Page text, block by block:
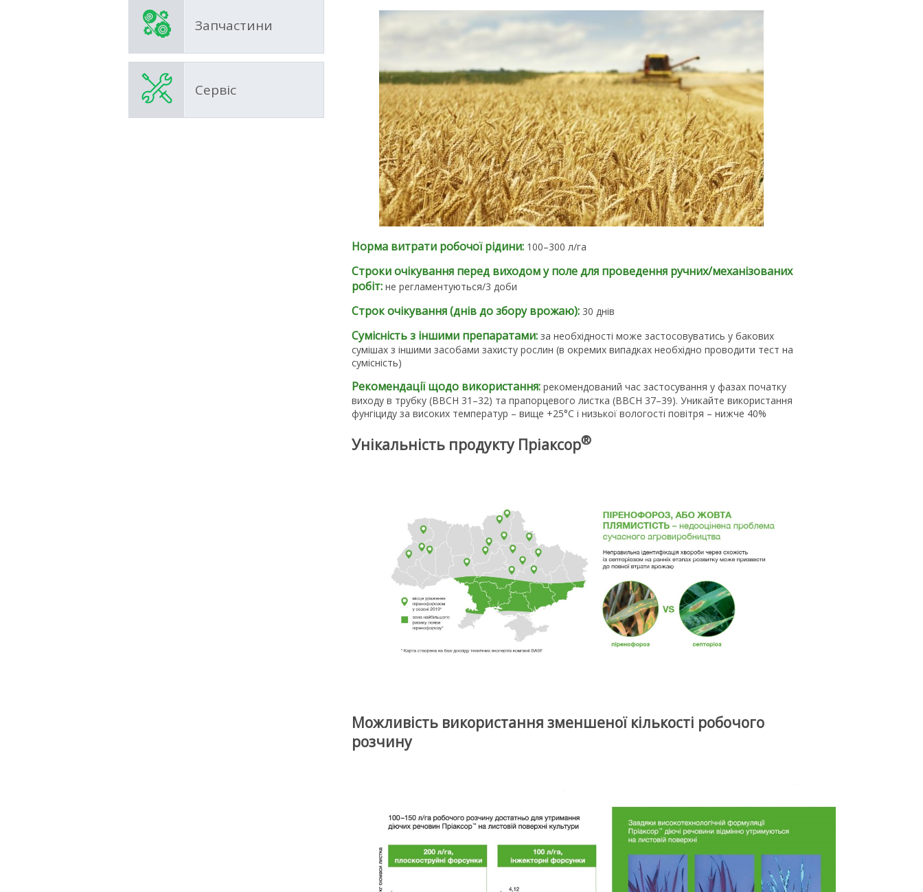
Запчастини
Сервіс
Норма витрати робочої рідини: 100–300 л/га
Строки очікування перед виходом у поле для проведення ручних/механізованих
робіт: не регламентуються/3 доби
Строк очікування (днів до збору врожаю): 30 днів
Сумісність з іншими препаратами: за необхідності може застосовуватись у бакових
сумішах з іншими засобами захисту рослин (в окремих випадках необхідно проводити тест на
сумісність)
Рекомендації щодо використання: рекомендований час застосування у фазах початку
виходу в трубку (ВВСН 31–32) та прапорцевого листка (ВВСН 37–39). Уникайте використання
фунгіциду за високих температур – вище +25°С і низької вологості повітря – нижче 40%
Унікальність продукту Пріаксор®
Можливість використання зменшеної кількості робочого
розчину